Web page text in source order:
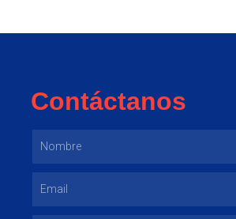
Contáctanos